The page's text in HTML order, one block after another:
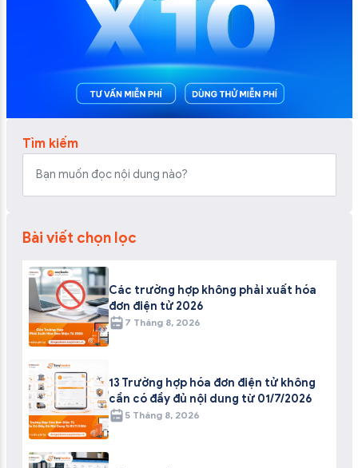
Tìm kiếm
Bài viết chọn lọc
Các trường hợp không phải xuất hóa
đơn điện tử 2026
7 Tháng 8, 2026
13 Trường hợp hóa đơn điện tử không
cần có đầy đủ nội dung từ 01/7/2026
5 Tháng 8, 2026